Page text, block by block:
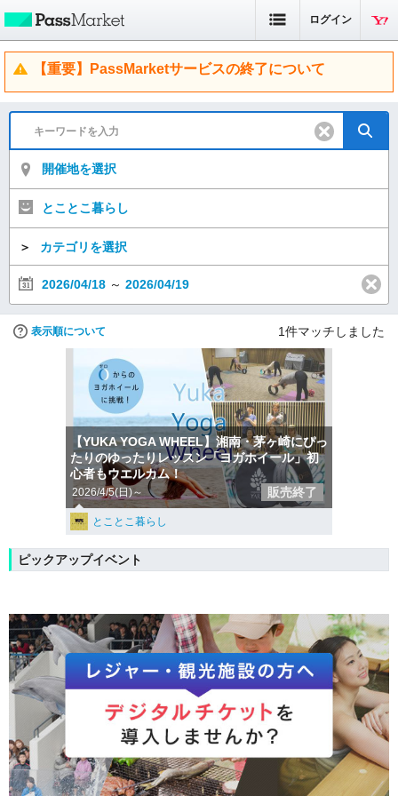
ログイン
【重要】PassMarketサービスの終了について
開催地を選択
とことこ暮らし
＞ カテゴリを選択
2026/04/18 ～ 2026/04/19
表示順について 1件マッチしました
【YUKA YOGA WHEEL】湘南・茅ヶ崎にぴっ
たりのゆったりレッスン「ヨガホイール」初
心者もウエルカム！
2026/4/5(日)～ 販売終了
とことこ暮らし
ピックアップイベント